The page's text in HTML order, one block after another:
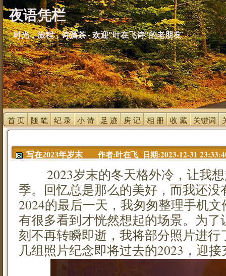
夜语凭栏
时光，旅程，诗酒茶 - 欢迎"叶在飞诗"的老朋友
首 页 随 笔 纪 录 小 诗 足 迹 房 记 相 册 收 藏 关键词
写在2023年岁末 作者:叶在飞 日期:2023-12-31
2023岁末的冬天格外冷，让我想
季。回忆总是那么的美好，而我还
2024的最后一天，我匆匆整理手机
有很多看到才恍然想起的场景。为
刻不再转瞬即逝，我将部分照片进
几组照片纪念即将过去的2023，迎